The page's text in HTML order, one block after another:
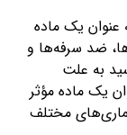
عنوان یک ماده
ضد سرفه‌ها و
به علت
یک ماده مؤثر
مختلف